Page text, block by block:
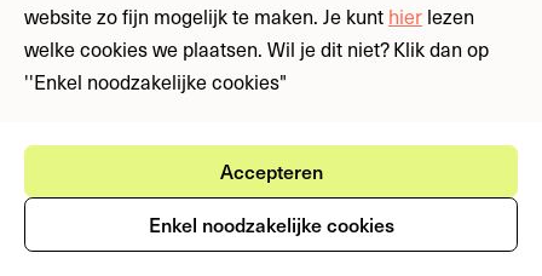
website zo fijn mogelijk te maken. Je kunt hier lezen
welke cookies we plaatsen. Wil je dit niet? Klik dan op
''Enkel noodzakelijke cookies"
Accepteren
Enkel noodzakelijke cookies